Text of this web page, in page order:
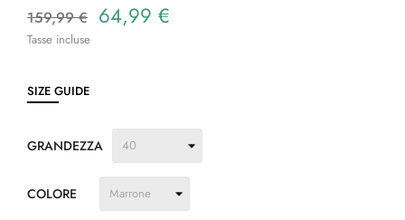
159,99 € 64,99 €
Tasse incluse
SIZE GUIDE
GRANDEZZA
COLORE